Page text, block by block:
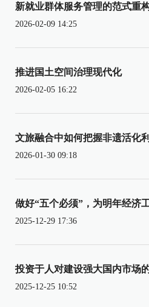
新就业群体服务管理的范式重
2026-02-09 14:25
推进国土空间治理现代化
2026-02-05 16:22
文旅融合中如何把握非遗活化
2026-01-30 09:18
做好“五个必须”，为明年经济
2025-12-29 17:36
投资于人对建设强大国内市场
2025-12-25 10:52